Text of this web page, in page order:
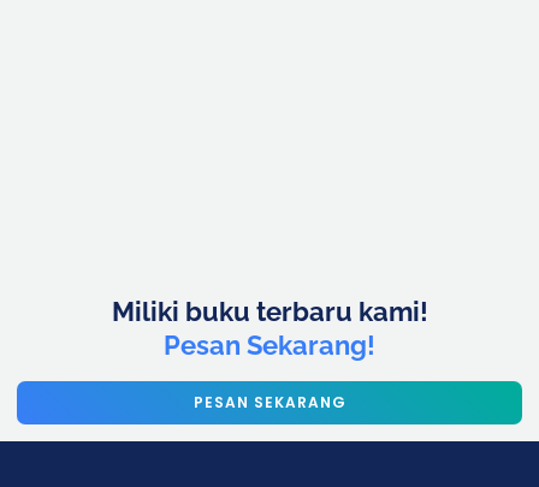
Miliki buku terbaru kami!
Pesan Sekarang!
PESAN SEKARANG